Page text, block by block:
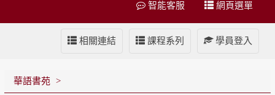
網頁選單
智能客服
學員登入
課程系列
相關連結
華語書苑